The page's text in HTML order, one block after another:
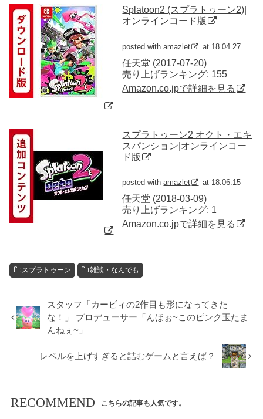
Splatoon2 (スプラトゥーン2)|
オンラインコード版
posted withamazlet at 18.04.27
任天堂 (2017-07-20)
売り上げランキング: 155
Amazon.co.jpで詳細を見る
スプラトゥーン2 オクト・エキ
スパンション|オンラインコー
ド版
posted withamazlet at 18.06.15
任天堂 (2018-03-09)
売り上げランキング: 1
Amazon.co.jpで詳細を見る
スプラトゥーン 雑談・なんでも
スタッフ「カービィの2作目も形になってきた
な！」 プロデューサー「んほぉ~このピンク玉たま
んねぇ~」
レベルを上げすぎると詰むゲームと言えば？
RECOMMEND こちらの記事も人気です。